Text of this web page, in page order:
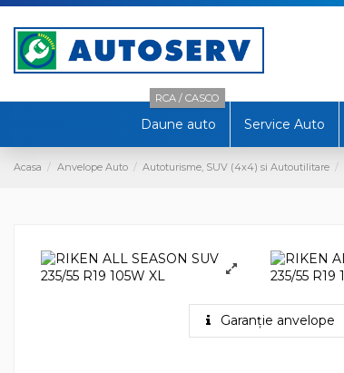
Daune auto
RCA / CASCO
Service Auto
Acasa Anvelope Auto Autoturisme, SUV (4x4) si Autoutilitare
Garanție anvelope